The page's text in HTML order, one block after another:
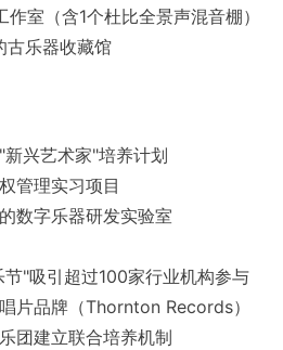
室（含1个杜比全景声混音棚）
乐器收藏馆
兴艺术家"培养计划
管理实习项目
数字乐器研发实验室
"吸引超过100家行业机构参与
片品牌（Thornton Records）
团建立联合培养机制